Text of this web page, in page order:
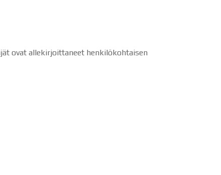
ovat allekirjoittaneet henkilökohtaisen